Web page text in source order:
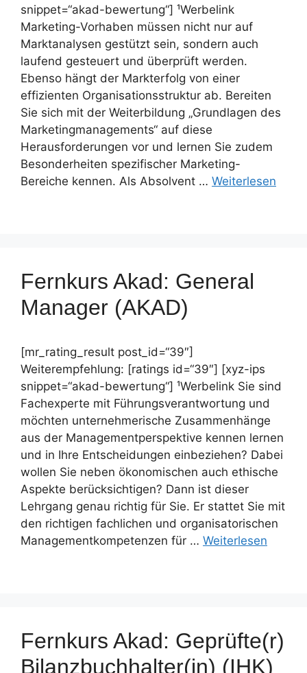
snippet=“akad-bewertung“] ¹Werbelink
Marketing-Vorhaben müssen nicht nur auf
Marktanalysen gestützt sein, sondern auch
laufend gesteuert und überprüft werden.
Ebenso hängt der Markterfolg von einer
effizienten Organisationsstruktur ab. Bereiten
Sie sich mit der Weiterbildung „Grundlagen des
Marketingmanagements“ auf diese
Herausforderungen vor und lernen Sie zudem
Besonderheiten spezifischer Marketing-
Bereiche kennen. Als Absolvent … Weiterlesen
Fernkurs Akad: General
Manager (AKAD)
[mr_rating_result post_id=“39″]
Weiterempfehlung: [ratings id=“39″] [xyz-ips
snippet=“akad-bewertung“] ¹Werbelink Sie sind
Fachexperte mit Führungsverantwortung und
möchten unternehmerische Zusammenhänge
aus der Managementperspektive kennen lernen
und in Ihre Entscheidungen einbeziehen? Dabei
wollen Sie neben ökonomischen auch ethische
Aspekte berücksichtigen? Dann ist dieser
Lehrgang genau richtig für Sie. Er stattet Sie mit
den richtigen fachlichen und organisatorischen
Managementkompetenzen für … Weiterlesen
Fernkurs Akad: Geprüfte(r)
Bilanzbuchhalter(in) (IHK)